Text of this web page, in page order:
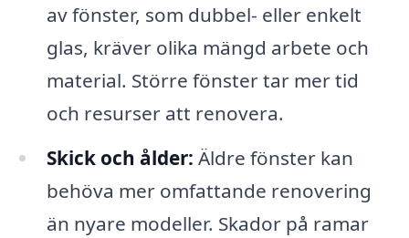
av fönster, som dubbel- eller enkelt
glas, kräver olika mängd arbete och
material. Större fönster tar mer tid
och resurser att renovera.
Skick och ålder: Äldre fönster kan
behöva mer omfattande renovering
än nyare modeller. Skador på ramar